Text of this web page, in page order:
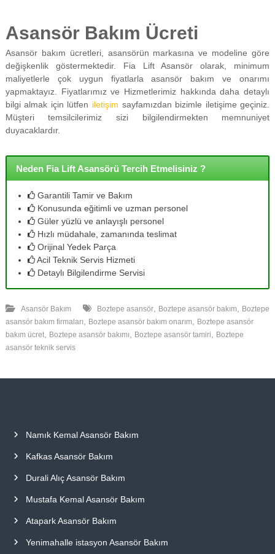
Asansör Bakım Ücreti
Asansör bakım ücretleri, asansörün markasına ve modeline göre
değişkenlik göstermektedir. Fia Lift Asansör olarak, minimum
maliyetlerle çok uygun fiyatlarla asansör bakım ve onarımı
yapmaktayız. Fiyatlarımız ve Hizmetlerimiz hakkında daha detaylı
bilgi almak için lütfen iletişim sayfamızdan bizimle iletişime geçiniz.
Müşteri temsilcilerimiz sizi bilgilendirmekten memnuniyet
duyacaklardır.
Neden Fia Lift Asansörü Tercih Etmelisiniz ?
Garantili Tamir ve Bakım
Konusunda eğitimli ve uzman personel
Güler yüzlü ve anlayışlı personel
Hızlı müdahale, zamanında teslimat
Orijinal Yedek Parça
Acil Teknik Servis Hizmeti
Detaylı Bilgilendirme Servisi
Asansör Bakım Boztepe asansör, Boztepe asansör bakım
Boztepe
asansör bakım firmaları
Boztepe asansör bakım onarım
Boztepe asansör
bakım ücret, Boztepe asansör bakımı Boztepe asansör tamiri
Boztepe
asansör teknik servis
Namık Kemal Asansör Bakım
Kafkas Asansör Bakım
Durali Alıç Asansör Bakım
Mustafa Kemal Asansör Bakım
Atapark Asansör Bakım
Yenimahalle istasyon Asansör Bakım